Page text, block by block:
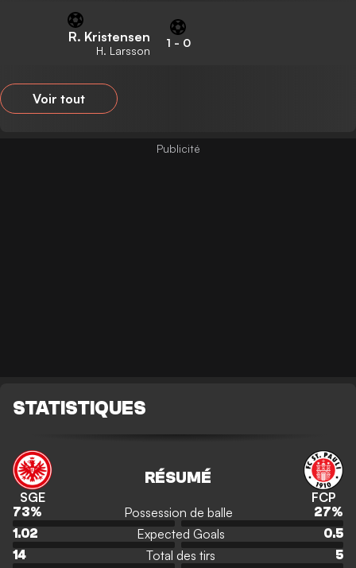
R. Kristensen
H. Larsson
1 - 0
Voir tout
STATISTIQUES
SGE
RÉSUMÉ
FCP
73% Possession de balle 27%
1.02
Expected Goals
0.5
14
Total des tirs
5